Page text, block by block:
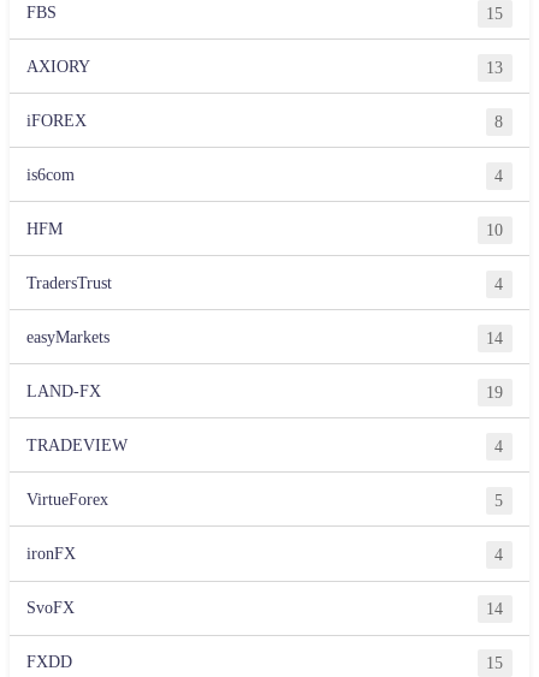
FBS 15
AXIORY 13
iFOREX 8
is6com 4
HFM 10
TradersTrust 4
easyMarkets 14
LAND-FX 19
TRADEVIEW 4
VirtueForex 5
ironFX 4
SvoFX 14
FXDD 15